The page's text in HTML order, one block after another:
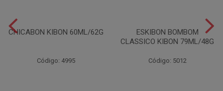
CHICABON KIBON 60ML/62G
Código: 4995
ESKIBON BOMBOM
CLASSICO KIBON 79ML/48G
Código: 5012